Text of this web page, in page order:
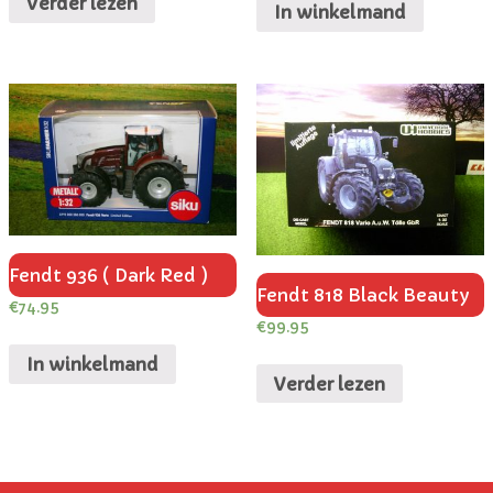
In winkelmand
Fendt 936 ( Dark Red )
€74.95
In winkelmand
Fendt 818 Black Beauty
€99.95
Verder lezen